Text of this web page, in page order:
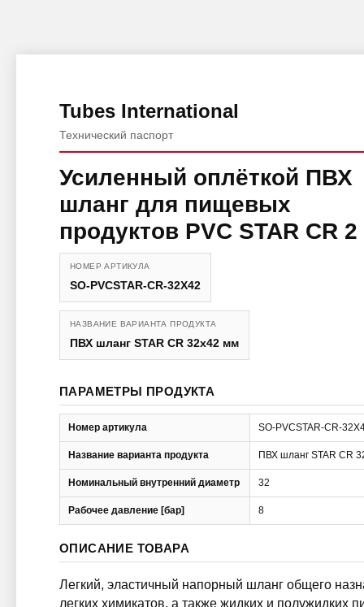
Tubes International
Технический паспорт
Усиленный оплёткой ПВХ
шланг для пищевых
продуктов PVC STAR CR 2
НОМЕР АРТИКУЛА
SO-PVCSTAR-CR-32X42
НАЗВАНИЕ ВАРИАНТА ПРОДУКТА
ПВХ шланг STAR CR 32x42 мм
ПАРАМЕТРЫ ПРОДУКТА
Номер артикула SO-PVCSTAR-CR-
Название варианта продукта ПВХ шланг STAR CR
Номинальный внутренний диаметр 32
Рабочее давление [бар] 8
ОПИСАНИЕ ТОВАРА
Легкий, эластичный напорный шланг общего
легких химикатов, а также жидких и полужидких